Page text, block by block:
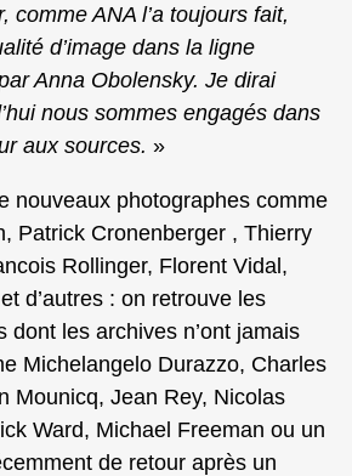
comme ANA l’a toujours fait,
d’image dans la ligne
Anna Obolensky. Je dirai
nous sommes engagés dans
aux sources. »
nouveaux photographes comme
Patrick Cronenberger , Thierry
Rollinger, Florent Vidal,
d’autres : on retrouve les
dont les archives n’ont jamais
Michelangelo Durazzo, Charles
Mounicq, Jean Rey, Nicolas
Ward, Michael Freeman ou un
de retour après un